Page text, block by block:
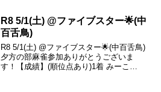
りょう...
R8 5/1(土) @ファイブスター🌟(中
百舌鳥)
R8 5/1(土) @ファイブスター🌟(中百舌鳥)
夕方の部麻雀参加ありがとうございま
す！【成績】(順位点あり)1着 みーこ